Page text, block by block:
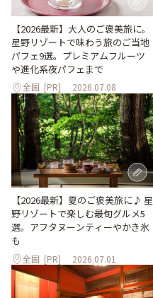
【2026最新】大人のご褒美旅に。
星野リゾートで味わう旅のご当地
パフェ9選。プレミアムフルーツ
や進化系夜パフェまで
全国 [PR] 2026.07.08
【2026最新】夏のご褒美旅に♪ 星
野リゾートで楽しむ最旬グルメ5
選。アフタヌーンティーやかき氷
も
全国 [PR] 2026.07.01